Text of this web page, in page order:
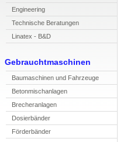
Engineering
Technische Beratungen
L inatex - B&D
Gebrauchtmaschinen
Baumaschinen und Fahrzeuge
Betonmischanlagen
Brecheranlagen
Dosierbänder
Förderbänder